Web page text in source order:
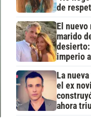
de
El nuevo
marido
desierto:
imperio
La
el ex
ahora